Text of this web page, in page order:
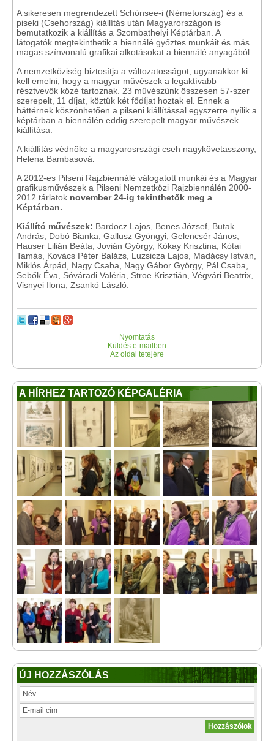
A sikeresen megrendezett Schönsee-i (Németország) és a
piseki (Csehország) kiállítás után Magyarországon is
bemutatkozik a kiállítás a Szombathelyi Képtárban. A
látogatók megtekinthetik a biennálé győztes munkáit és más
magas színvonalú grafikai alkotásokat a biennálé anyagából.
A nemzetköziség biztosítja a változatosságot, ugyanakkor ki
kell emelni, hogy a magyar művészek a legaktívabb
résztvevők közé tartoznak. 23 művészünk összesen 57-szer
szerepelt, 11 díjat, köztük két fődíjat hoztak el. Ennek a
háttérnek köszönhetően a pilseni kiállítással egyszerre nyílik a
képtárban a biennálén eddig szerepelt magyar művészek
kiállítása.
A kiállítás védnöke a magyarosrszági cseh nagykövetasszony,
Helena Bambasová.
A 2012-es Pilseni Rajzbiennálé válogatott munkái és a Magyar
grafikusművészek a Pilseni Nemzetközi Rajzbiennálén 2000-
2012 tárlatok november 24-ig tekinthetők meg a
Képtárban.
Kiállító művészek: Bardocz Lajos, Benes József, Butak
András, Dobó Bianka, Gallusz Gyöngyi, Gelencsér János,
Hauser Lilián Beáta, Jovián György, Kókay Krisztina, Kótai
Tamás, Kovács Péter Balázs, Luzsicza Lajos, Madácsy István,
Miklós Árpád, Nagy Csaba, Nagy Gábor György, Pál Csaba,
Sebők Éva, Sóváradi Valéria, Stroe Krisztián, Végvári Beatrix,
Visnyei Ilona, Zsankó László.
Nyomtatás
Küldés e-mailben
Az oldal tetejére
A HÍRHEZ TARTOZÓ KÉPGALÉRIA
ÚJ HOZZÁSZÓLÁS